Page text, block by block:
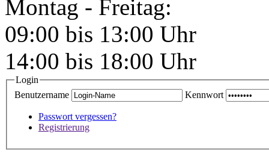
Montag - Freitag:
09:00 bis 13:00 Uhr
14:00 bis 18:00 Uhr
Login
Benutzername
Kennwort
Passwort vergessen?
Registrierung